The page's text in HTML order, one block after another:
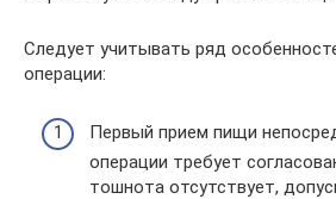
Следует учитывать ряд
операции:
Первый прием пищи
операции требует
тошнота отсутствует,